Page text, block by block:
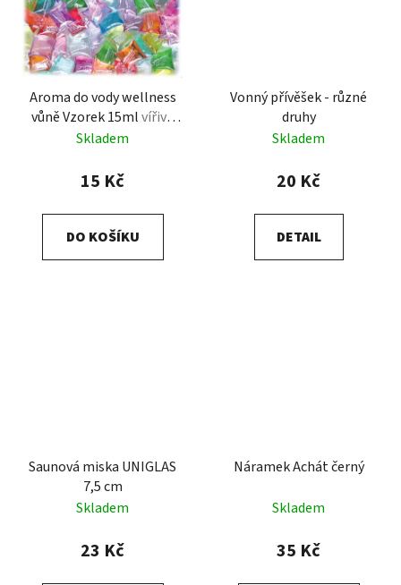
Aroma do vody wellness
vůně Vzorek 15mlvířivá
vana
Skladem
15 Kč
DO KOŠÍKU
Vonný přívěšek - různé
druhy
Skladem
20 Kč
DETAIL
Saunová miska UNIGLAS
7,5 cm
Skladem
23 Kč
Náramek Achát černý
Skladem
35 Kč